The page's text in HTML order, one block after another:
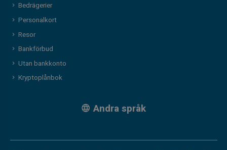
Bedrägerier
Personalkort
Resor
Bankförbud
Utan bankkonto
Kryptoplånbok
Andra språk